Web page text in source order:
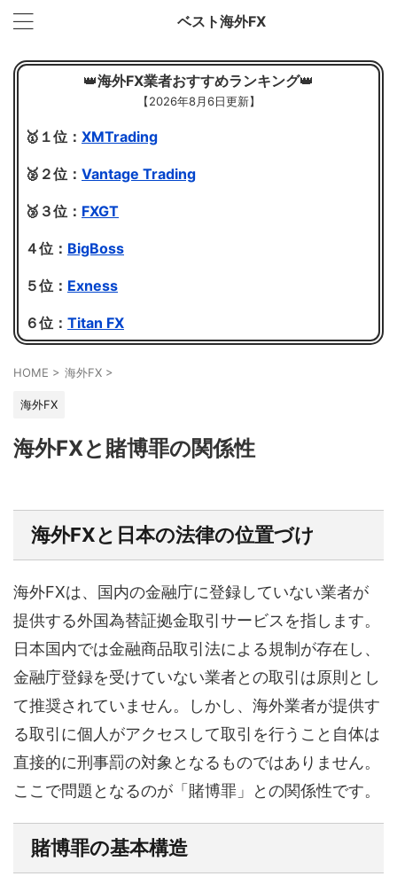
ベスト海外FX
👑海外FX業者おすすめランキング👑
【2026年8月6日更新】
🥇１位： XMTrading
🥈２位： Vantage Trading
🥉３位： FXGT
４位： BigBoss
５位： Exness
６位： Titan FX
HOME > 海外FX >
海外FX
海外FXと賭博罪の関係性
海外FXと日本の法律の位置づけ
海外FXは、国内の金融庁に登録していない業者が
提供する外国為替証拠金取引サービスを指します。
日本国内では金融商品取引法による規制が存在し、
金融庁登録を受けていない業者との取引は原則とし
て推奨されていません。しかし、海外業者が提供す
る取引に個人がアクセスして取引を行うこと自体は
直接的に刑事罰の対象となるものではありません。
ここで問題となるのが「賭博罪」との関係性です。
賭博罪の基本構造